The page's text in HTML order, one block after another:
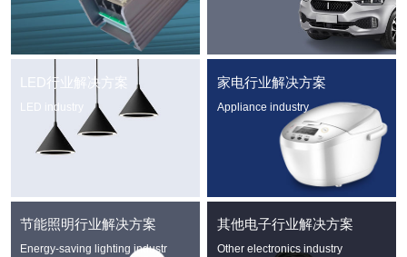
LED行业解决方案
LED industry
家电行业解决方案
Appliance industry
节能照明行业解决方案
Energy-saving lighting industr
其他电子行业解决方案
Other electronics industry